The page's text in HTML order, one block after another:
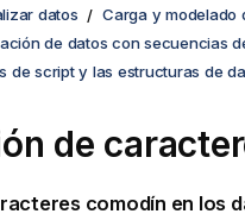
datos Carga y modelado
de datos con secuencias
de script y las estructuras de
de
comodín en los